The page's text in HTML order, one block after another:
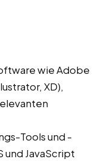
wie Adobe
XD),
Tools und -
und JavaScript